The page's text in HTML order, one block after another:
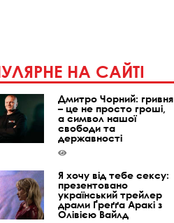
НА САЙТІ
Дмитро Чорний: гривня
– це не просто гроші,
а символ нашої
свободи та
державності
Я хочу від тебе сексу:
презентовано
український трейлер
драми Ґреґґа Аракі з
Олівією Вайлд